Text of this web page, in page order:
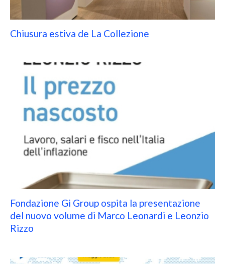
Chiusura estiva de La Collezione
Fondazione Gi Group ospita la presentazione
del nuovo volume di Marco Leonardi e Leonzio
Rizzo